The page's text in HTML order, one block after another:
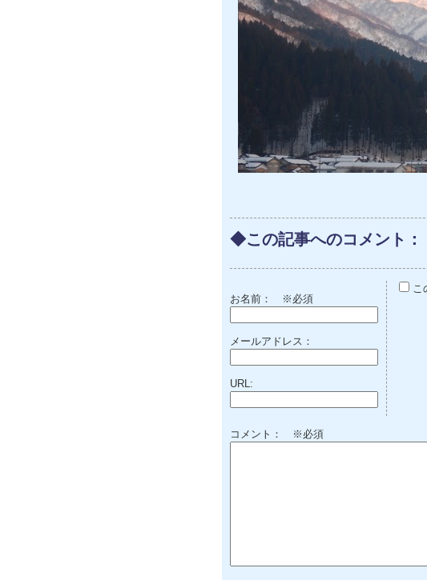
◆この記事へのコメント：
お名前： ※必須
メールアドレス：
URL:
こ
コメント： ※必須